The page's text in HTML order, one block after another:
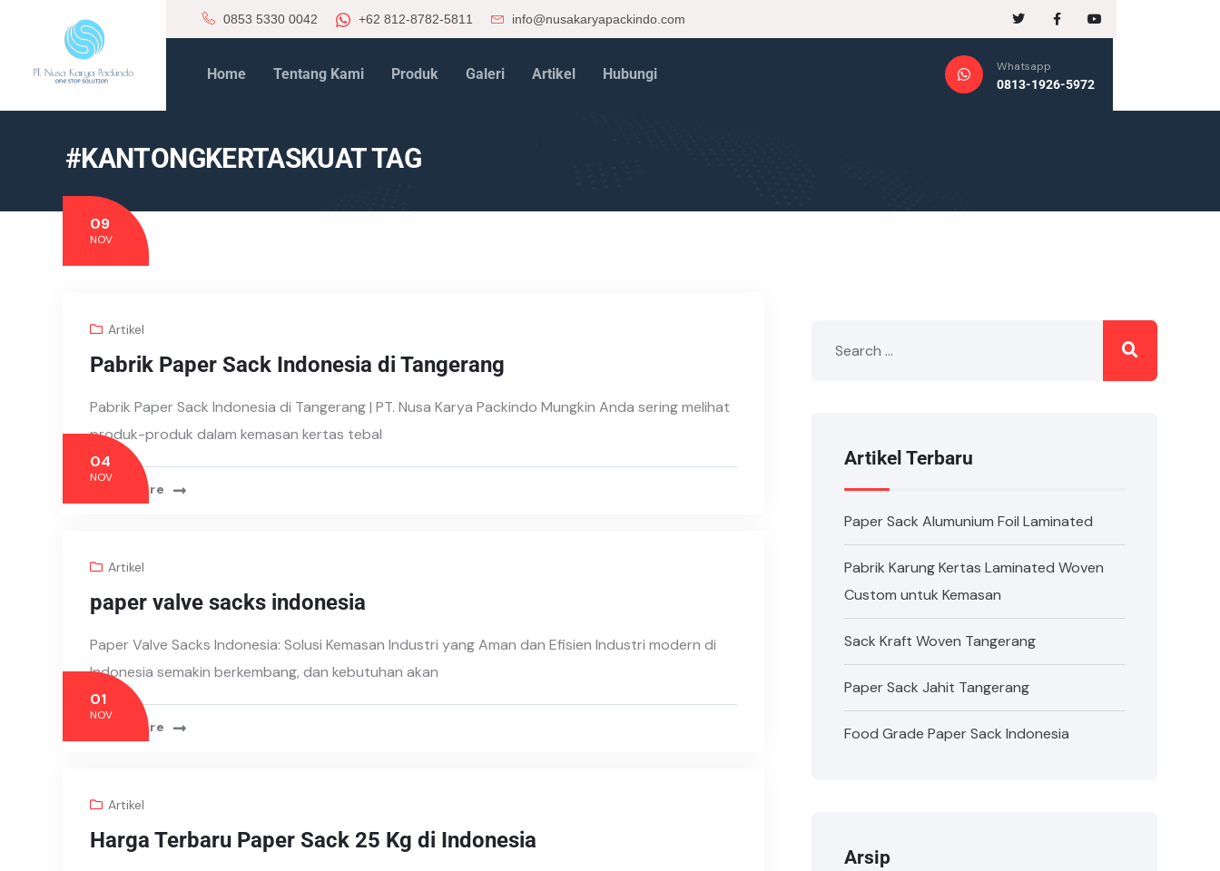
0853 5330 0042 +62 812-8782-5811 info@nusakaryapackindo.com
Home Tentang Kami Produk Galeri Artikel Hubungi
Whatsapp
0813-1926-5972
#KANTONGKERTASKUAT TAG
09
NOV
Artikel
Pabrik Paper Sack Indonesia di Tangerang
Pabrik Paper Sack Indonesia di Tangerang | PT. Nusa Karya Packindo Mungkin Anda sering melihat
produk-produk dalam kemasan kertas tebal
Read More
04
NOV
Artikel
paper valve sacks indonesia
Paper Valve Sacks Indonesia: Solusi Kemasan Industri yang Aman dan Efisien Industri modern di
Indonesia semakin berkembang, dan kebutuhan akan
Read More
01
NOV
Artikel
Harga Terbaru Paper Sack 25 Kg di Indonesia
Artikel Terbaru
Paper Sack Alumunium Foil Laminated
Pabrik Karung Kertas Laminated Woven
Custom untuk Kemasan
Sack Kraft Woven Tangerang
Paper Sack Jahit Tangerang
Food Grade Paper Sack Indonesia
Arsip